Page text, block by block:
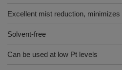
Excellent mist reduction,
Solvent-free
Can be used at low Pt levels